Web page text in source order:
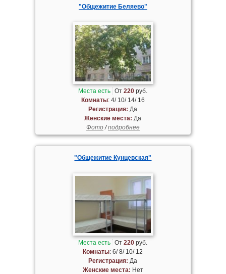
"Общежитие Беляево"
Места есть От220 руб.
Комнаты: 4/ 10/ 14/ 16
Регистрация: Да
Женские места: Да
Фото/подробнее
"Общежитие Кунцевская"
Места есть От220 руб.
Комнаты: 6/ 8/ 10/ 12
Регистрация: Да
Женские места: Нет